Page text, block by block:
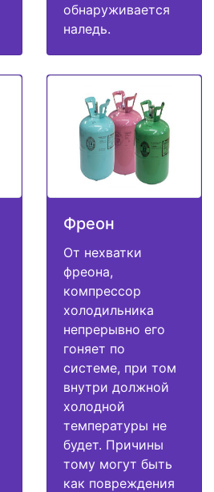
обнаруживается
наледь.
Фреон
От нехватки
фреона,
компрессор
холодильника
непрерывно его
гоняет по
системе, при том
внутри должной
холодной
температуры не
будет. Причины
тому могут быть
как повреждения